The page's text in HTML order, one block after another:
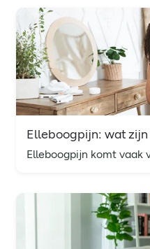
Elleboogpijn: wat